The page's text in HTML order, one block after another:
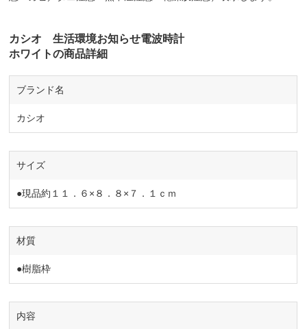
カシオ 生活環境お知らせ電波時計
ホワイトの商品詳細
ブランド名
カシオ
サイズ
●現品約１１．６×８．８×７．１ｃｍ
材質
●樹脂枠
内容